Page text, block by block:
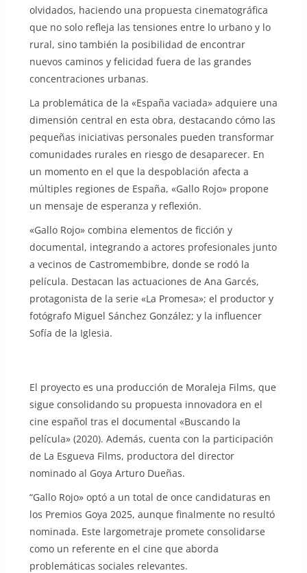
olvidados, haciendo una propuesta cinematográfica
que no solo refleja las tensiones entre lo urbano y lo
rural, sino también la posibilidad de encontrar
nuevos caminos y felicidad fuera de las grandes
concentraciones urbanas.
La problemática de la «España vaciada» adquiere una
dimensión central en esta obra, destacando cómo las
pequeñas iniciativas personales pueden transformar
comunidades rurales en riesgo de desaparecer. En
un momento en el que la despoblación afecta a
múltiples regiones de España, «Gallo Rojo» propone
un mensaje de esperanza y reflexión.
«Gallo Rojo» combina elementos de ficción y
documental, integrando a actores profesionales junto
a vecinos de Castromembibre, donde se rodó la
película. Destacan las actuaciones de Ana Garcés,
protagonista de la serie «La Promesa»; el productor y
fotógrafo Miguel Sánchez González; y la influencer
Sofía de la Iglesia.
El proyecto es una producción de Moraleja Films, que
sigue consolidando su propuesta innovadora en el
cine español tras el documental «Buscando la
película» (2020). Además, cuenta con la participación
de La Esgueva Films, productora del director
nominado al Goya Arturo Dueñas.
“Gallo Rojo» optó a un total de once candidaturas en
los Premios Goya 2025, aunque finalmente no resultó
nominada. Este largometraje promete consolidarse
como un referente en el cine que aborda
problemáticas sociales relevantes.